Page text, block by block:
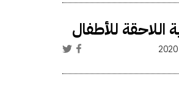
اللاحقة للأطفال
2020